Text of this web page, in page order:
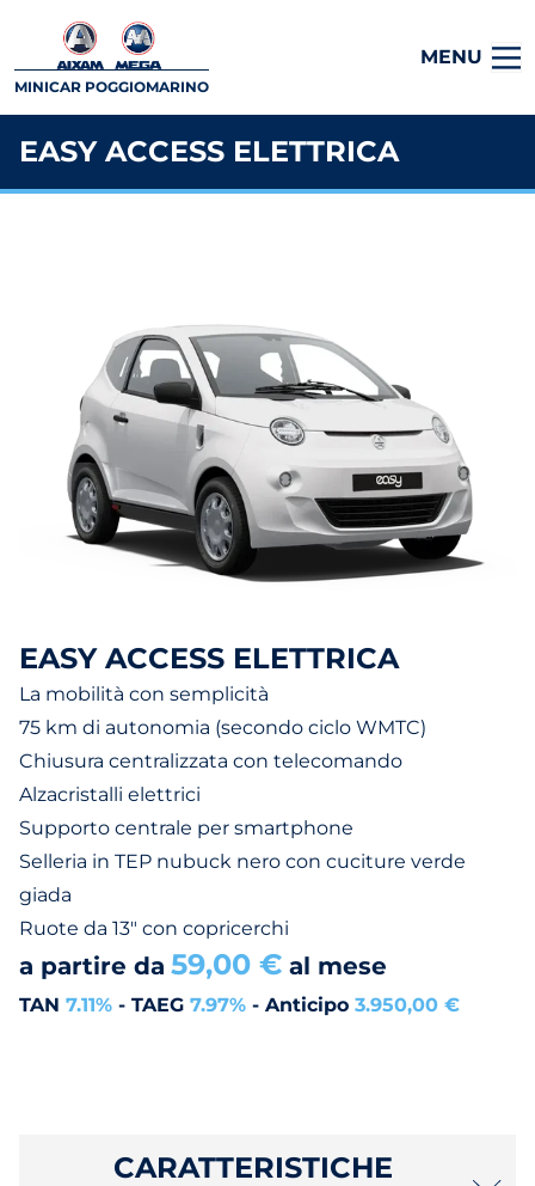
MINICAR POGGIOMARINO
MENU
EASY ACCESS ELETTRICA
EASY ACCESS ELETTRICA
La mobilità con semplicità
75 km di autonomia (secondo ciclo WMTC)
Chiusura centralizzata con telecomando
Alzacristalli elettrici
Supporto centrale per smartphone
Selleria in TEP nubuck nero con cuciture verde
giada
Ruote da 13" con copricerchi
a partire da 59,00 € al mese
TAN 7.11% - TAEG 7.97% - Anticipo 3.950,00 €
CARATTERISTICHE